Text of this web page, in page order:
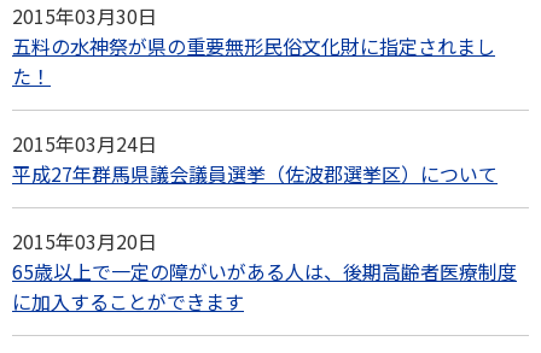
2015年03月30日
五料の水神祭が県の重要無形民俗文化財に指定されまし
た！
2015年03月24日
平成27年群馬県議会議員選挙（佐波郡選挙区）について
2015年03月20日
65歳以上で一定の障がいがある人は、後期高齢者医療制度
に加入することができます